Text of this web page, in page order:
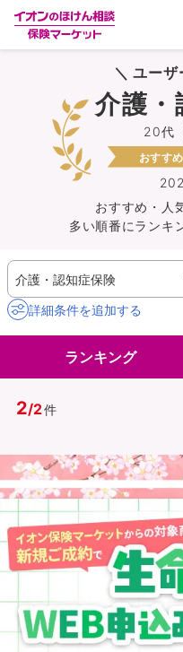
ランキン
保険を比
保険会社
イオンカ
キャンペ
イオング
資料
（無
イオン
＼ ユーザ
20代
介護・
おすす
おすすめ・人
多い順番にランキ
詳細条件を追加する
ランキング
2/2件